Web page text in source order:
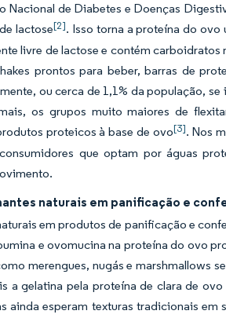
de Diabetes e Doenças
lactose[2]. Isso torna a proteína do
livre de lactose e contém
prontos para beber, barras de
ou cerca de 1,1% da população,
os grupos muito maiores de
proteicos à base de ovo[3]. Nos
que optam por águas
naturais em panificação e
em produtos de panificação e
e ovomucina na proteína do ovo
merengues, nugás e marshmallows
a gelatina pela proteína de clara de
esperam texturas tradicionais em